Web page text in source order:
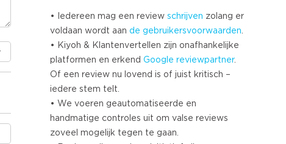
Czech
Estonian
Lithuanian
Slovak
• Iedereen mag een review schrijven zolang er
voldaan wordt aan de gebruikersvoorwaarden.
• Kiyoh & Klantenvertellen zijn onafhankelijke
platformen en erkend Google reviewpartner.
Of een review nu lovend is of juist kritisch –
iedere stem telt.
• We voeren geautomatiseerde en
handmatige controles uit om valse reviews
zoveel mogelijk tegen te gaan.